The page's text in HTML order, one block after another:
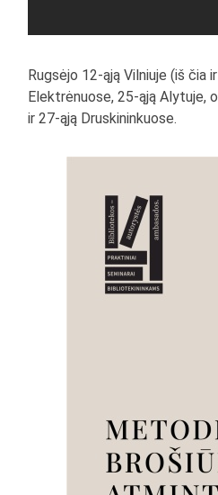
Rugsėjo 12-ąją Vilniuje (iš čia
Elektrėnuose, 25-ąją Alytuje,
ir 27-ąją Druskininkuose.